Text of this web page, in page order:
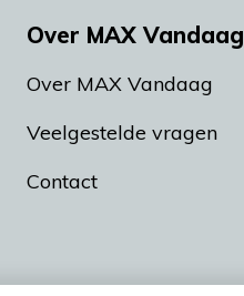
Over MAX Vandaag
Over MAX Vandaag
Veelgestelde vragen
Contact